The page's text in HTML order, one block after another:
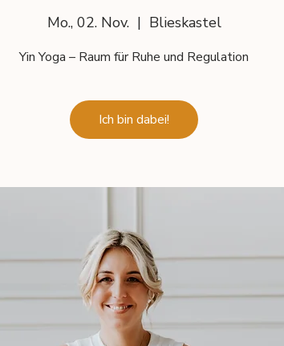
Mo., 02. Nov.
  |
Blieskastel
Yin Yoga – Raum für Ruhe und Regulation
Ich bin dabei!